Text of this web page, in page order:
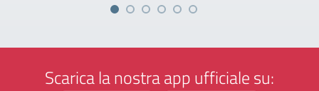
Scarica la nostra app ufficiale su: